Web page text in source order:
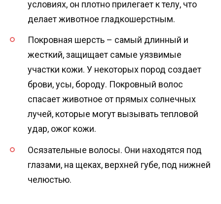
условиях, он плотно прилегает к телу, что
делает животное гладкошерстным.
Покровная шерсть – самый длинный и
жесткий, защищает самые уязвимые
участки кожи. У некоторых пород создает
брови, усы, бороду. Покровный волос
спасает животное от прямых солнечных
лучей, которые могут вызывать тепловой
удар, ожог кожи.
Осязательные волосы. Они находятся под
глазами, на щеках, верхней губе, под нижней
челюстью.